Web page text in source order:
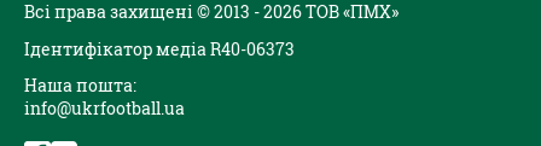
Всі права захищені © 2013 - 2026 ТОВ «ПМХ»
Ідентифікатор медіа R40-06373
Наша пошта:
info@ukrfootball.ua